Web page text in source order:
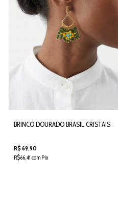
BRINCO DOURADO BRASIL CRISTAIS
R$ 69,90
R$66,41 com Pix